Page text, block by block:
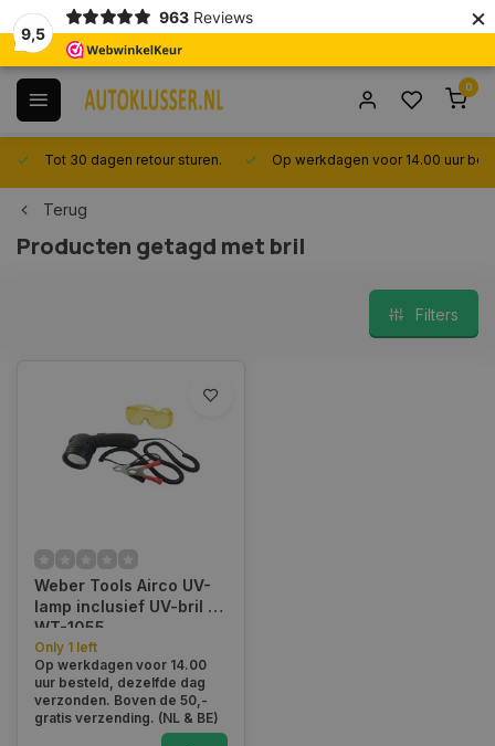
9,5
963 Reviews ×
0
Tot 30 dagen retour sturen. Op werkdagen voor 14.00 uur
Terug
Producten getagd met bril
Filters
Weber Tools Airco UV-
lamp inclusief UV-bril |
WT-1055
Only 1 left
Op werkdagen voor 14.00
uur besteld, dezelfde dag
verzonden. Boven de 50,-
gratis verzending. (NL & BE)